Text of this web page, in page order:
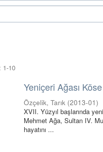
1-10
Yeniçeri Ağası
Özçelik, Tarık (2013-01)
XVII. Yüzyıl başlarında
Mehmet Ağa, Sultan IV.
hayatını ...